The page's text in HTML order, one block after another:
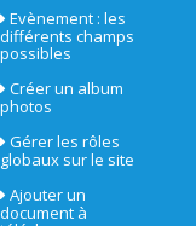
Evènement : les
différents champs
possibles
Créer un album
photos
Gérer les rôles
globaux sur le site
Ajouter un
document à